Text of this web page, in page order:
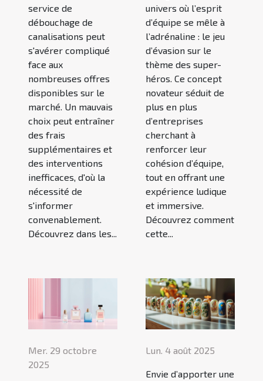
service de
débouchage de
canalisations peut
s'avérer compliqué
face aux
nombreuses offres
disponibles sur le
marché. Un mauvais
choix peut entraîner
des frais
supplémentaires et
des interventions
inefficaces, d'où la
nécessité de
s'informer
convenablement.
Découvrez dans les...
univers où l’esprit
d’équipe se mêle à
l’adrénaline : le jeu
d’évasion sur le
thème des super-
héros. Ce concept
novateur séduit de
plus en plus
d’entreprises
cherchant à
renforcer leur
cohésion d’équipe,
tout en offrant une
expérience ludique
et immersive.
Découvrez comment
cette...
Mer. 29 octobre
2025
Lun. 4 août 2025
Envie d’apporter une